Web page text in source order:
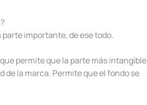
importante, de ese todo.
permite que la parte más intangible
la marca. Permite que el fondo se